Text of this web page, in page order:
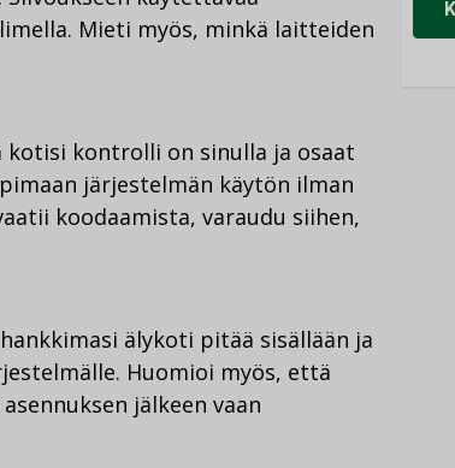
Mieti myös, minkä laitteiden
kotisi kontrolli on sinulla ja osaat
järjestelmän käytön ilman
koodaamista, varaudu siihen,
älykoti pitää sisällään ja
Huomioi myös, että
jälkeen vaan